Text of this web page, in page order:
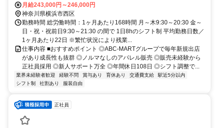
分、横浜高速鉄道みなとみらい線 新高島3番口(大通り臨港口)徒歩約
10分、ＪＲ根岸線 桜木町北改札東口徒歩約12分
月給243,000円～246,000円
神奈川県横浜市西区
勤務時間 総労働時間：1ヶ月あたり168時間 月～木9:30～20:30 金～
日・祝・祝前日9:30～21:30 の間で 1日8hのシフト制 平均勤務日数／
1ヶ月あたり22日 ※繁忙状況により残業...
仕事内容 ■おすすめポイント ◎ABC-MARTグループで毎年新規出店
があり成長性も抜群 ◎ノルマなしのアパレル販売 ◎販売未経験から
正社員採用 ◎新人サポート万全 ◎年間休日108日 ◎シフト調整で...
業界未経験者歓迎 経験不問 賞与あり 育休あり 交通費支給
駅近5分以内
シフト制
社割あり 服装自由
正社員